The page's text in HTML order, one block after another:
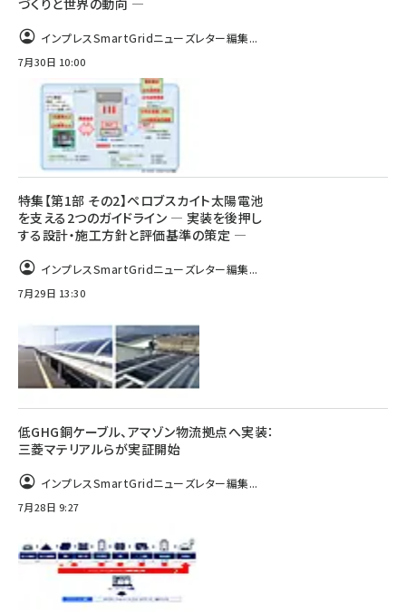
インプレスSmartGridニューズレター編集...
7月30日 10:00
特集【第1部 その2】ペロブスカイト太陽電池
を支える2つのガイドライン ― 実装を後押し
する設計・施工方針と評価基準の策定 ―
インプレスSmartGridニューズレター編集...
7月29日 13:30
低GHG銅ケーブル、アマゾン物流拠点へ実装：
三菱マテリアルらが実証開始
インプレスSmartGridニューズレター編集...
7月28日 9:27